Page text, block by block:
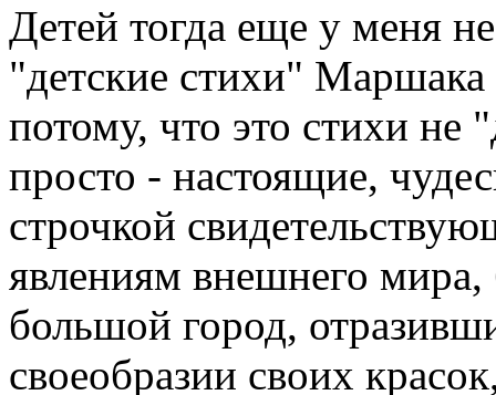
Детей тогда еще у меня
"детские стихи"
потому, что это стихи не
просто - настоящие,
строчкой
явлениям внешнего мира,
большой город,
своеобразии своих